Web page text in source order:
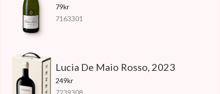
79kr
7163301
Lucia De Maio Rosso, 2023
249kr
7239308